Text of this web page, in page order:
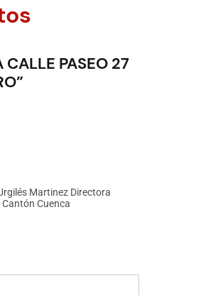
CALLE PASEO 27
Martinez Directora
Cuenca